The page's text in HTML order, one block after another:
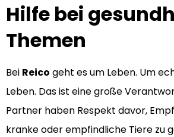
Hilfe bei
Themen
Bei Reico geht es um Leben. Um
Leben. Das ist eine große
Partner haben Respekt davor,
kranke oder empfindliche Tiere zu